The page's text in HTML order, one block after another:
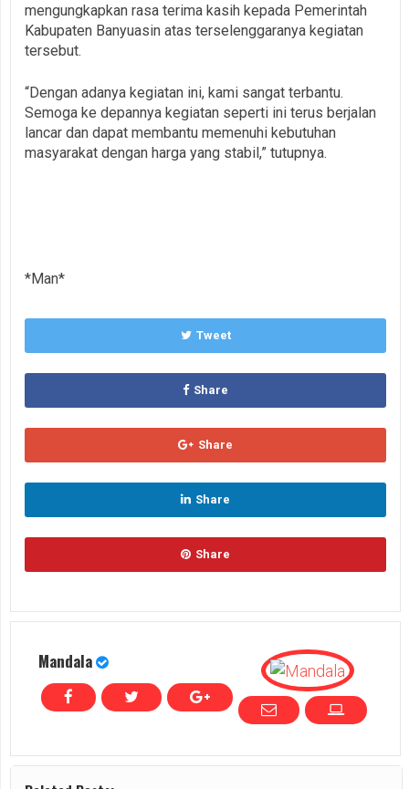
mengungkapkan rasa terima kasih kepada Pemerintah
Kabupaten Banyuasin atas terselenggaranya kegiatan
tersebut.
“Dengan adanya kegiatan ini, kami sangat terbantu.
Semoga ke depannya kegiatan seperti ini terus berjalan
lancar dan dapat membantu memenuhi kebutuhan
masyarakat dengan harga yang stabil,” tutupnya.
*Man*
Tweet
Share
Share
Share
Share
Mandala